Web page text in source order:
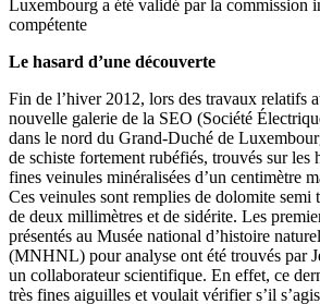
Luxembourg a été validé par la commission
compétente
Le hasard d’une découverte
Fin de l’hiver 2012, lors des travaux relatifs
nouvelle galerie de la SEO (Société
dans le nord du Grand-Duché de
de schiste fortement rubéfiés, trouvés sur les
fines veinules minéralisées d’un centimètre
Ces veinules sont remplies de dolomite semi
de deux millimètres et de sidérite. Les
présentés au Musée national d’histoire
(MNHNL) pour analyse ont été trouvés par
un collaborateur scientifique. En effet, ce
très fines aiguilles et voulait vérifier s’il